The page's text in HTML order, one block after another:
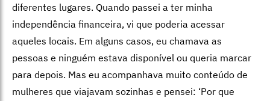
diferentes lugares. Quando passei a ter minha
independência financeira, vi que poderia acessar
aqueles locais. Em alguns casos, eu chamava as
pessoas e ninguém estava disponível ou queria marcar
para depois. Mas eu acompanhava muito conteúdo de
mulheres que viajavam sozinhas e pensei: ‘Por que